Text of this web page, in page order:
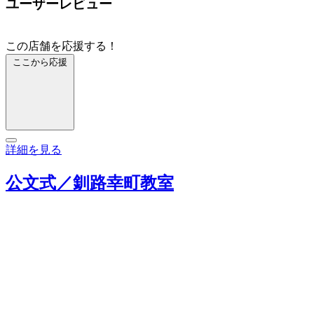
ユーザーレビュー
この店舗を応援する！
ここから応援
詳細を見る
公文式／釧路幸町教室